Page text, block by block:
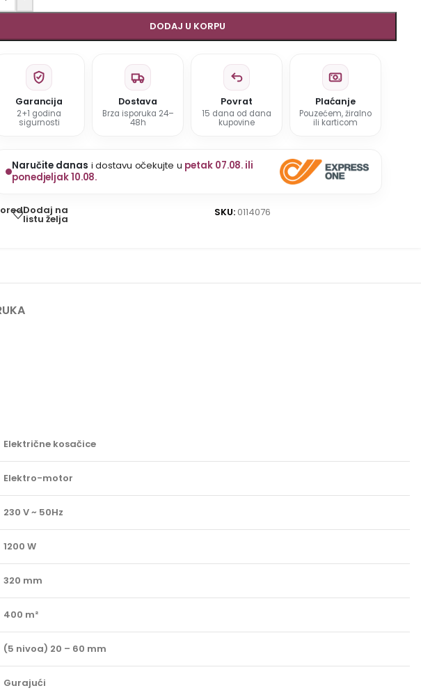
DODAJ U KORPU
Garancija
2+1 godina
sigurnosti
Dostava
Brza isporuka 24–
48h
Povrat
15 dana od dana
kupovine
Plaćanje
Pouzećem, žiralno
ili karticom
Naručite danas i dostavu očekujte u petak 07.08. ili
ponedjeljak 10.08.
Dodaj na
listu želja
SKU: 0114076
Električne kosačice
Elektro-motor
230 V ~ 50Hz
1200 W
320 mm
400 m²
(5 nivoa) 20 – 60 mm
Gurajući